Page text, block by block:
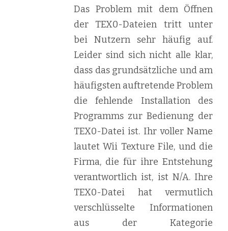
Das Problem mit dem Öffnen
der TEX0-Dateien tritt unter
bei Nutzern sehr häufig auf.
Leider sind sich nicht alle klar,
dass das grundsätzliche und am
häufigsten auftretende Problem
die fehlende Installation des
Programms zur Bedienung der
TEX0-Datei ist. Ihr voller Name
lautet Wii Texture File, und die
Firma, die für ihre Entstehung
verantwortlich ist, ist N/A. Ihre
TEX0-Datei hat vermutlich
verschlüsselte Informationen
aus der Kategorie